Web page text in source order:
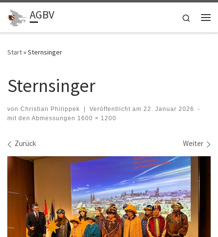
Zum Inhalt springen
AGBV
Search
Start»Sternsinger
Sternsinger
von Christian Philippek | Veröffentlicht am 22. Januar 2026
-
mit den Abmessungen 1600 × 1200
Bilder Navigation
Zurück Weiter